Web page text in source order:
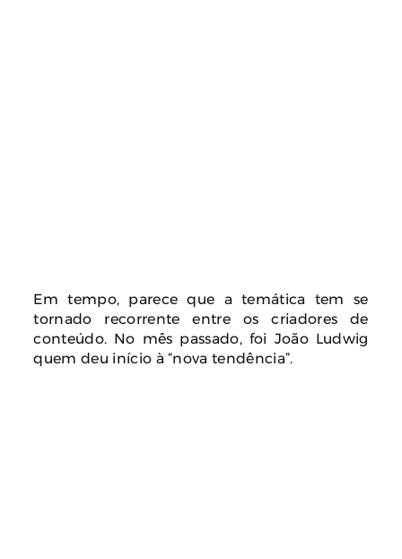
Em tempo, parece que a temática tem se
tornado recorrente entre os criadores de
conteúdo. No mês passado, foi João Ludwig
quem deu início à “nova tendência”.